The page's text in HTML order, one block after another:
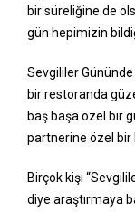
bir süreliğine de
gün hepimizin
Sevgililer
bir restoranda
baş başa özel bir
partnerine özel bir
Birçok kişi
diye araştırmaya